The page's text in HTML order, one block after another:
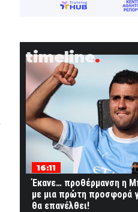
timeline
16:11
Έκανε… προθέρμανση η
με μια πρώτη προσφορά
θα επανέλθει!